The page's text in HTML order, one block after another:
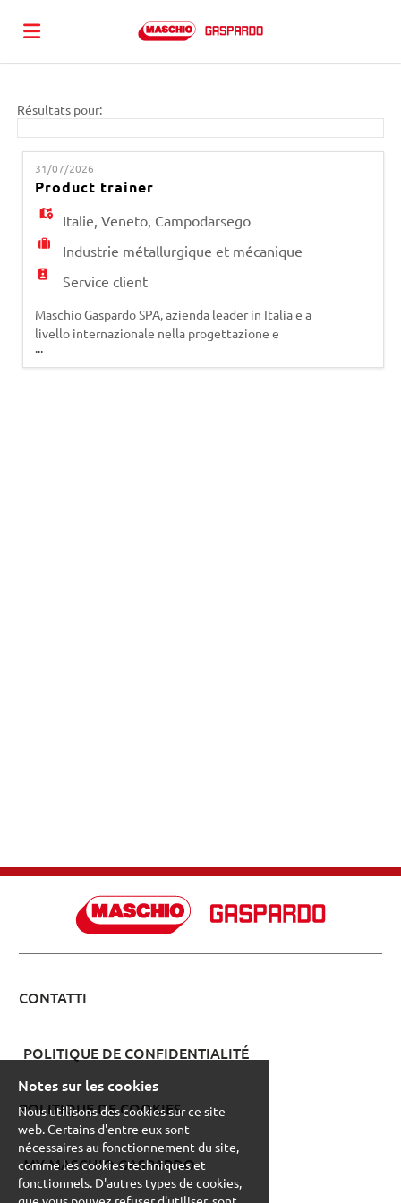
Emplois
Déposez
votre
CV
Connexion
Langue
Résultats pour:
31/07/2026
Product trainer
Italie,Veneto, Campodarsego
Industrie métallurgique et mécanique
Service client
Maschio Gaspardo SPA, azienda leader in Italia e a
livello internazionale nella progettazione e
produzione di attrezzature agricole, ricerca una
risorsa da assumere come Product Trainer (M/F)
...
CONTATTI
POLITIQUE DE CONFIDENTIALITÉ
POLITIQUE DE COOKIES
MY MASCHIO GASPARDO
Notes sur les cookies
Nous utilisons des cookies sur ce site
web. Certains d'entre eux sont
nécessaires au fonctionnement du site,
comme les cookies techniques et
fonctionnels. D'autres types de cookies,